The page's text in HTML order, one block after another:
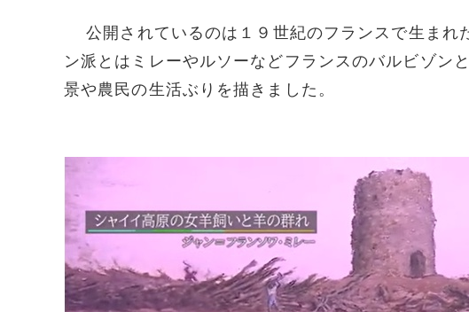
公開されているのは１９世紀のフランスで生まれ
ン派とはミレーやルソーなどフランスのバルビゾン
景や農民の生活ぶりを描きました。